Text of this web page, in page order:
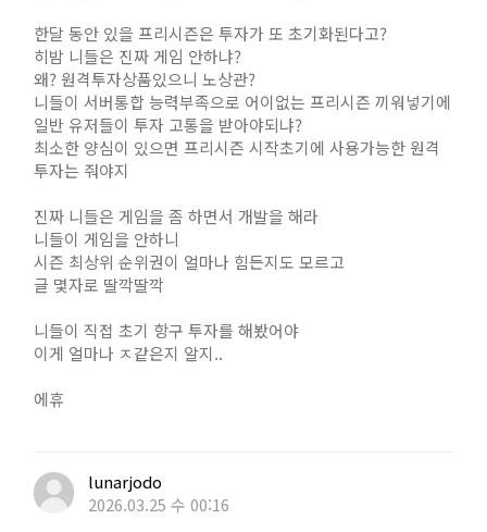
한달 동안 있을 프리시즌은 투자가 또 초기화된다고?
히밤 니들은 진짜 게임 안하냐?
왜? 원격투자상품있으니 노상관?
니들이 서버통합 능력부족으로 어이없는 프리시즌 끼워넣기에
일반 유저들이 투자 고통을 받아야되냐?
최소한 양심이 있으면 프리시즌 시작초기에 사용가능한 원격
투자는 줘야지
진짜 니들은 게임을 좀 하면서 개발을 해라
니들이 게임을 안하니
시즌 최상위 순위권이 얼마나 힘든지도 모르고
글 몇자로 딸깍딸깍
니들이 직접 초기 항구 투자를 해봤어야
이게 얼마나 ㅈ같은지 알지..
에휴
lunarjodo
2026.03.25 수 00:16